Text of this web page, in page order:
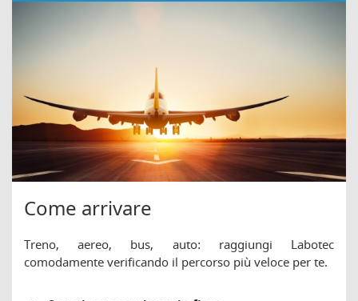
Come arrivare
Treno, aereo, bus, auto: raggiungi Labotec
comodamente verificando il percorso più veloce per te.